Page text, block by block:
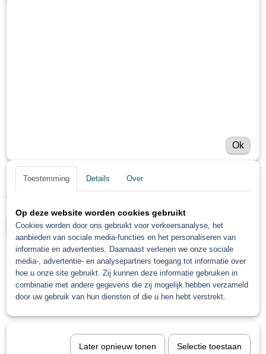
Gerko Watergedragen ontvetter 5 of 25 Liter
Gerko Watergedragen ontvetter 5 of 25 Liter Gerko…
€ 28,62
IN WINKELWAGEN
Ok
Toestemming Details Over
Op deze website worden cookies gebruikt
Cookies worden door ons gebruikt voor verkeersanalyse, het
aanbieden van sociale media-functies en het personaliseren van
informatie en advertenties. Daarnaast verlenen we onze sociale
media-, advertentie- en analysepartners toegang tot informatie over
hoe u onze site gebruikt. Zij kunnen deze informatie gebruiken in
combinatie met andere gegevens die zij mogelijk hebben verzameld
door uw gebruik van hun diensten of die u hen hebt verstrekt.
Later opnieuw tonen Selectie toestaan